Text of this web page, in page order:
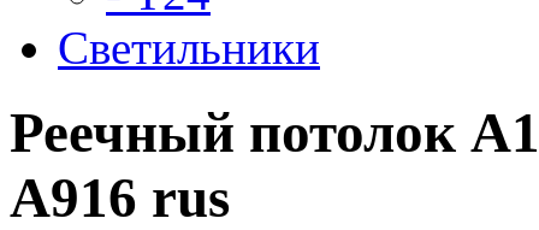
Светильники
Реечный потолок
А916 rus